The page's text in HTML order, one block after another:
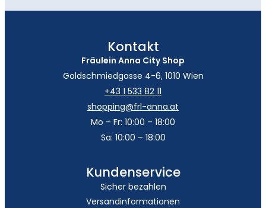
Kontakt
Fräulein Anna City Shop
Goldschmiedgasse 4-6, 1010 Wien
+43 1 533 82 11
shopping@frl-anna.at
Mo – Fr: 10:00 – 18:00
Sa: 10:00 – 18:00
Kundenservice
Sicher bezahlen
Versandinformationen